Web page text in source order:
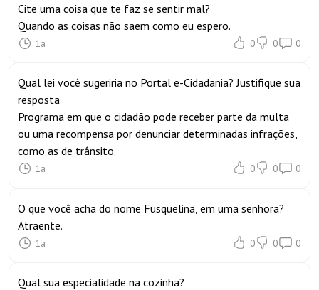
Cite uma coisa que te faz se sentir mal?
Quando as coisas não saem como eu espero.
1a 0 0 0
Qual lei você sugeriria no Portal e-Cidadania? Justifique sua
resposta
Programa em que o cidadão pode receber parte da multa
ou uma recompensa por denunciar determinadas infrações,
como as de trânsito.
1a 0 0 0
O que você acha do nome Fusquelina, em uma senhora?
Atraente.
1a 0 0 0
Qual sua especialidade na cozinha?